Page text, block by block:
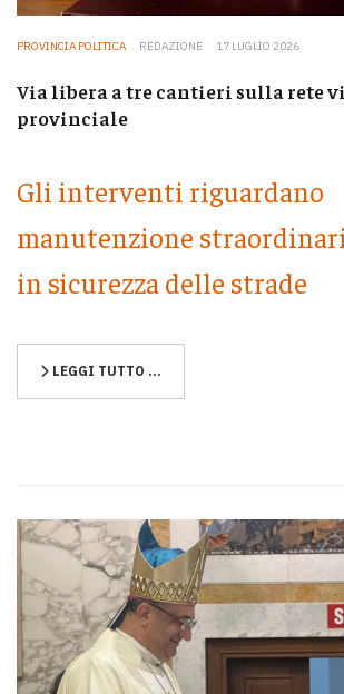
PROVINCIA POLITICA REDAZIONE 17 LUGLIO 2026
Via libera a tre cantieri sulla rete
provinciale
Gli interventi riguardano
manutenzione
in sicurezza delle strade
LEGGI TUTTO …